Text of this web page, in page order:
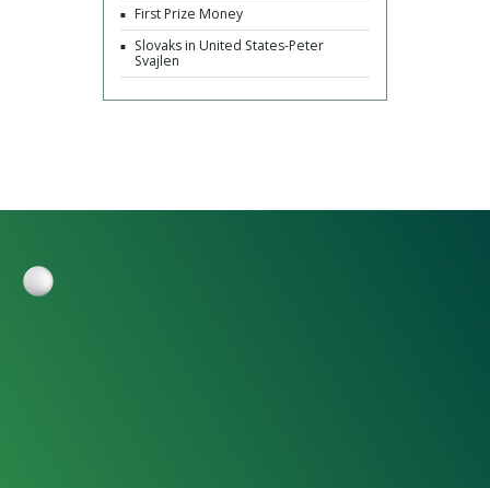
First Prize Money
Slovaks in United States-Peter
Svajlen